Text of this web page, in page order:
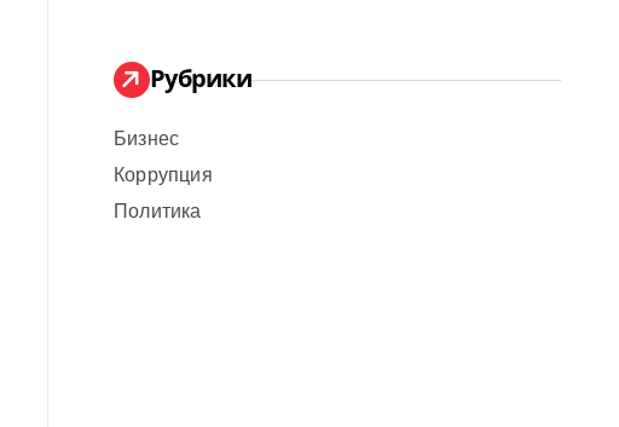
Рубрики
Бизнес
Коррупция
Политика